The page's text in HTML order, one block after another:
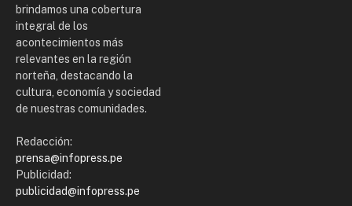
brindamos una cobertura
integral de los
acontecimientos más
relevantes en la región
norteña, destacando la
cultura, economía y sociedad
de nuestras comunidades.
Redacción:
prensa@infopress.pe
Publicidad:
publicidad@infopress.pe